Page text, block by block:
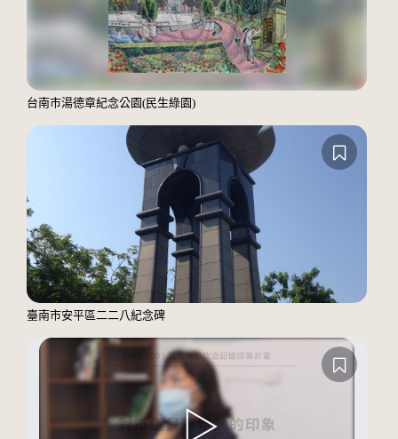
台南市湯德章紀念公園(民生綠園)
臺南市安平區二二八紀念碑